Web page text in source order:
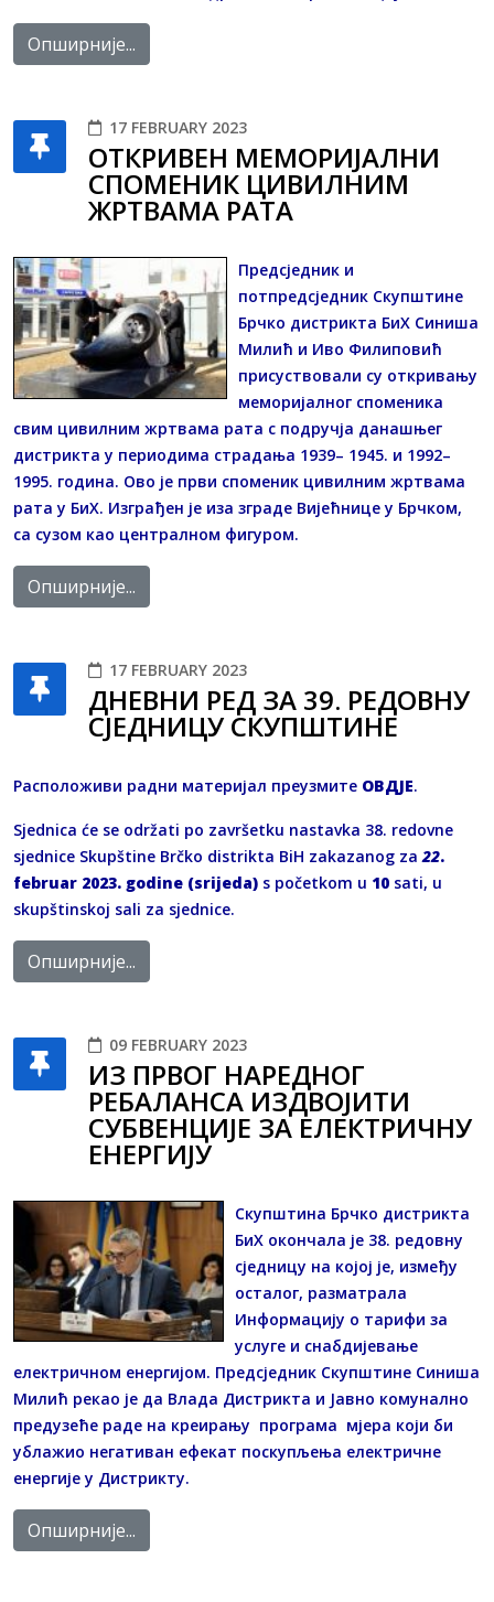
Опширније...
17 FEBRUARY 2023
ОТКРИВЕН МЕМОРИЈАЛНИ
СПОМЕНИК ЦИВИЛНИМ
ЖРТВАМА РАТА
Предсједник и
потпредсједник Скупштине
Брчко дистрикта БиХ Синиша
Милић и Иво Филиповић
присуствовали су откривању
меморијалног споменика
свим цивилним жртвама рата с подручја данашњег
дистрикта у периодима страдања 1939– 1945. и 1992–
1995. година. Ово је први споменик цивилним жртвама
рата у БиХ. Изграђен је иза зграде Вијећнице у Брчком,
са сузом као централном фигуром.
Опширније...
17 FEBRUARY 2023
ДНЕВНИ РЕД ЗА 39. РЕДОВНУ
СЈЕДНИЦУ СКУПШТИНЕ
Расположиви радни материјал преузмите OВДЈЕ.
Sjednica će se održati po završetku nastavka 38. redovne
sjednice Skupštine Brčko distrikta BiH zakazanog za22.
februar 2023. godine (srijeda) s početkom u 10 sati, u
skupštinskoj sali za sjednice.
Опширније...
09 FEBRUARY 2023
ИЗ ПРВОГ НАРЕДНОГ
РЕБАЛАНСА ИЗДВОЈИТИ
СУБВЕНЦИЈЕ ЗА ЕЛЕКТРИЧНУ
ЕНЕРГИЈУ
Скупштина Брчко дистрикта
БиХ окончала је 38. редовну
сједницу на којој је, између
осталог, разматрала
Информацију о тарифи за
услуге и снабдијевање
електричном енергијом. Предсједник Скупштине Синиша
Милић рекао је да Влада Дистрикта и Јавно комунално
предузеће раде на креирању програма мјера који би
ублажио негативан ефекат поскупљења електричне
енергије у Дистрикту.
Опширније...